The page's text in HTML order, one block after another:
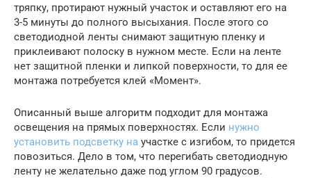
тряпку, протирают нужный участок и оставляют его на
3-5 минуты до полного высыхания. После этого со
светодиодной ленты снимают защитную пленку и
приклеивают полоску в нужном месте. Если на ленте
нет защитной пленки и липкой поверхности, то для ее
монтажа потребуется клей «Момент».
Описанный выше алгоритм подходит для монтажа
освещения на прямых поверхностях. Если нужно
установить подсветку на участке с изгибом, то придется
повозиться. Дело в том, что перегибать светодиодную
ленту не желательно даже под углом 90 градусов.